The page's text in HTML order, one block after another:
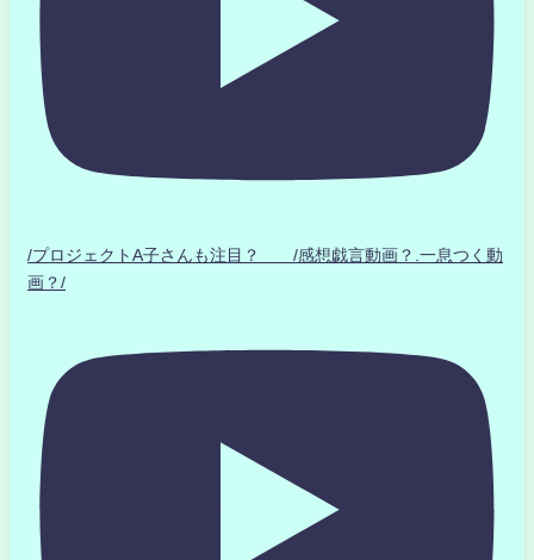
/プロジェクトA子さんも注目？ /感想戯言動画？.一息つく動
画？/